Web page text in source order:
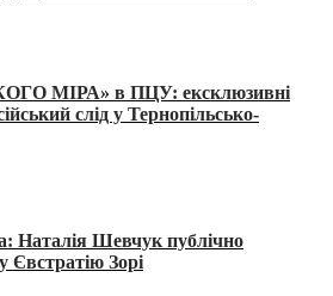
МІРА» в ПЦУ: ексклюзивні
слід у Тернопільсько-
Наталія Шевчук публічно
Євстратію Зорі